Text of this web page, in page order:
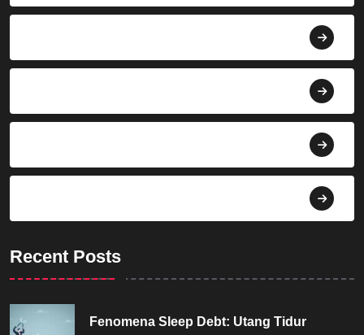
Recent Posts
Fenomena Sleep Debt: Utang Tidur